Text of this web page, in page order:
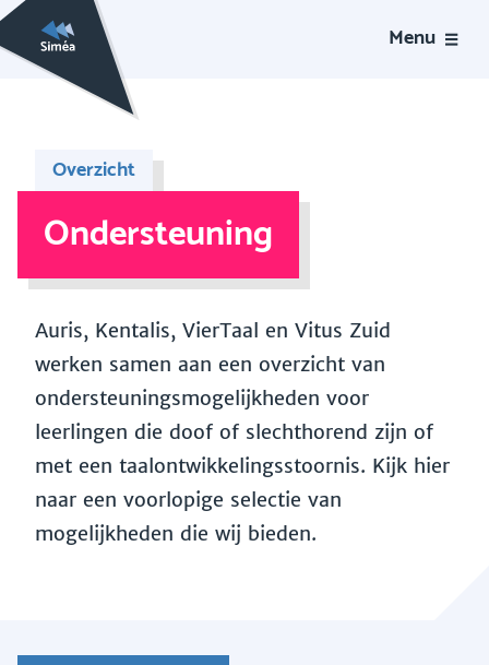
Menu
Overzicht
Ondersteuning
Auris, Kentalis, VierTaal en Vitus Zuid
werken samen aan een overzicht van
ondersteuningsmogelijkheden voor
leerlingen die doof of slechthorend zijn of
met een taalontwikkelingsstoornis. Kijk hier
naar een voorlopige selectie van
mogelijkheden die wij bieden.